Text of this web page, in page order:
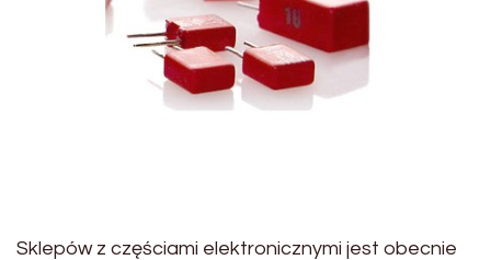
Sklepów z częściami elektronicznymi jest obecnie